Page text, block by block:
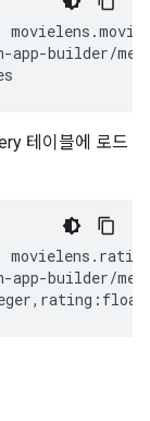
builder/
테이블에 로드
builder/